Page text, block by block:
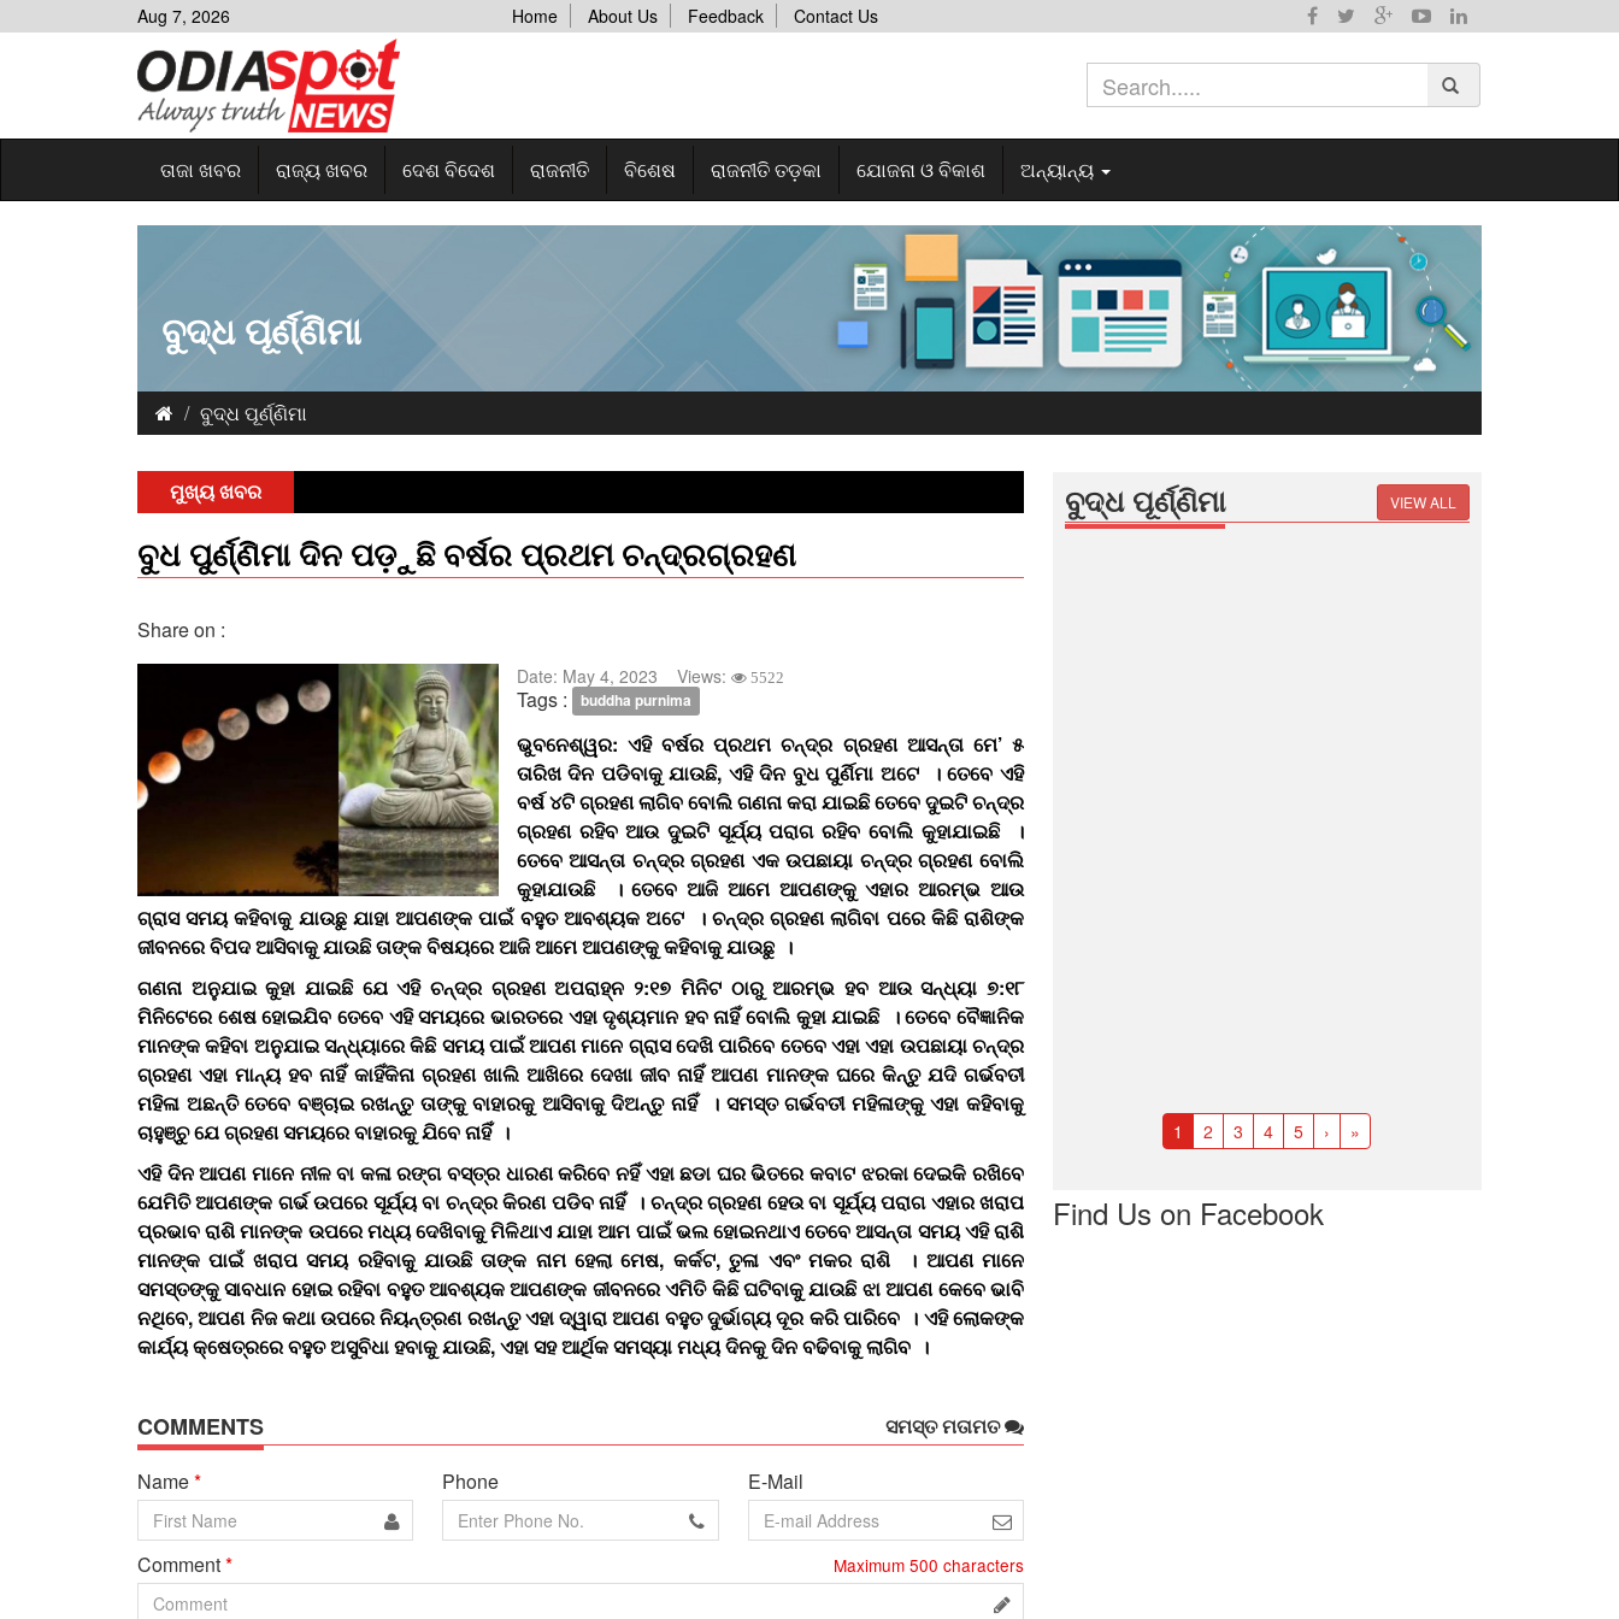
Aug 7, 2026 Home About Us Feedback Contact Us
ତାଜା ଖବର ରାଜ୍ୟ ଖବର ଦେଶ ବିଦେଶ ରାଜନୀତି ବିଶେଷ ରାଜନୀତି ତଡ଼କା ଯୋଜନା ଓ ବିକାଶ ଅନ୍ୟାନ୍ୟ
ବୁଦ୍ଧ ପୂର୍ଣ୍ଣିମା
ବୁଦ୍ଧ ପୂର୍ଣ୍ଣିମା
ମୁଖ୍ୟ ଖବର
ବୁଧ ପୁର୍ଣ୍ଣିମା ଦିନ ପଡ଼ୁଛି ବର୍ଷର ପ୍ରଥମ ଚନ୍ଦ୍ରଗ୍ରହଣ
Share on :
Date: May 4, 2023 Views: 5522
Tags : buddha purnima
ଭୁବନେଶ୍ୱର: ଏହି ବର୍ଷର ପ୍ରଥମ ଚନ୍ଦ୍ର ଗ୍ରହଣ ଆସନ୍ତା ମେ’ ୫
ତାରିଖ ଦିନ ପଡିବାକୁ ଯାଉଛି, ଏହି ଦିନ ବୁଧ ପୁର୍ଣିମା ଅଟେ । ତେବେ ଏହି
ବର୍ଷ ୪ଟି ଗ୍ରହଣ ଲାଗିବ ବୋଲି ଗଣନା କରା ଯାଇଛି ତେବେ ଦୁଇଟି ଚନ୍ଦ୍ର
ଗ୍ରହଣ ରହିବ ଆଉ ଦୁଇଟି ସୂର୍ଯ୍ୟ ପରାଗ ରହିବ ବୋଲି କୁହାଯାଇଛି ।
ତେବେ ଆସନ୍ତା ଚନ୍ଦ୍ର ଗ୍ରହଣ ଏକ ଉପଛାୟା ଚନ୍ଦ୍ର ଗ୍ରହଣ ବୋଲି
କୁହାଯାଉଛି । ତେବେ ଆଜି ଆମେ ଆପଣଙ୍କୁ ଏହାର ଆରମ୍ଭ ଆଉ
ଗ୍ରାସ ସମୟ କହିବାକୁ ଯାଉଛୁ ଯାହା ଆପଣଙ୍କ ପାଇଁ ବହୁତ ଆବଶ୍ୟକ ଅଟେ । ଚନ୍ଦ୍ର ଗ୍ରହଣ ଲାଗିବା ପରେ କିଛି ରାଶିଙ୍କ
ଜୀବନରେ ବିପଦ ଆସିବାକୁ ଯାଉଛି ତାଙ୍କ ବିଷୟରେ ଆଜି ଆମେ ଆପଣଙ୍କୁ କହିବାକୁ ଯାଉଛୁ ।
ଗଣନା ଅନୁଯାଇ କୁହା ଯାଇଛି ଯେ ଏହି ଚନ୍ଦ୍ର ଗ୍ରହଣ ଅପରାହ୍ନ ୨:୧୭ ମିନିଟ ଠାରୁ ଆରମ୍ଭ ହବ ଆଉ ସନ୍ଧ୍ୟା ୭:୧୮
ମିନିଟେରେ ଶେଷ ହୋଇଯିବ ତେବେ ଏହି ସମୟରେ ଭାରତରେ ଏହା ଦୃଶ୍ୟମାନ ହବ ନାହିଁ ବୋଲି କୁହା ଯାଇଛି । ତେବେ ବୈଜ୍ଞାନିକ
ମାନଙ୍କ କହିବା ଅନୁଯାଇ ସନ୍ଧ୍ୟାରେ କିଛି ସମୟ ପାଇଁ ଆପଣ ମାନେ ଗ୍ରାସ ଦେଖି ପାରିବେ ତେବେ ଏହା ଏହା ଉପଛାୟା ଚନ୍ଦ୍ର
ଗ୍ରହଣ ଏହା ମାନ୍ୟ ହବ ନାହିଁ କାହିଁକିନା ଗ୍ରହଣ ଖାଲି ଆଖିରେ ଦେଖା ଜୀବ ନାହିଁ ଆପଣ ମାନଙ୍କ ଘରେ କିନ୍ତୁ ଯଦି ଗର୍ଭବତୀ
ମହିଳା ଅଛନ୍ତି ତେବେ ବଞ୍ଚାଇ ରଖନ୍ତୁ ତାଙ୍କୁ ବାହାରକୁ ଆସିବାକୁ ଦିଅନ୍ତୁ ନାହିଁ । ସମସ୍ତ ଗର୍ଭବତୀ ମହିଳାଙ୍କୁ ଏହା କହିବାକୁ
ଚାହୁଞ୍ଚୁ ଯେ ଗ୍ରହଣ ସମୟରେ ବାହାରକୁ ଯିବେ ନାହିଁ ।
ଏହି ଦିନ ଆପଣ ମାନେ ନୀଳ ବା କଳା ରଙ୍ଗ ବସ୍ତ୍ର ଧାରଣ କରିବେ ନହିଁ ଏହା ଛଡା ଘର ଭିତରେ କବାଟ ଝରକା ଦେଇକି ରଖିବେ
ଯେମିତି ଆପଣଙ୍କ ଗର୍ଭ ଉପରେ ସୂର୍ଯ୍ୟ ବା ଚନ୍ଦ୍ର କିରଣ ପଡିବ ନାହିଁ । ଚନ୍ଦ୍ର ଗ୍ରହଣ ହେଉ ବା ସୂର୍ଯ୍ୟ ପରାଗ ଏହାର ଖରାପ
ପ୍ରଭାବ ରାଶି ମାନଙ୍କ ଉପରେ ମଧ୍ୟ ଦେଖିବାକୁ ମିଳିଥାଏ ଯାହା ଆମ ପାଇଁ ଭଲ ହୋଇନଥାଏ ତେବେ ଆସନ୍ତା ସମୟ ଏହି ରାଶି
ମାନଙ୍କ ପାଇଁ ଖରାପ ସମୟ ରହିବାକୁ ଯାଉଛି ତାଙ୍କ ନାମ ହେଲା ମେଷ, କର୍କଟ, ତୁଳା ଏବଂ ମକର ରାଶି । ଆପଣ ମାନେ
ସମସ୍ତଙ୍କୁ ସାବଧାନ ହୋଇ ରହିବା ବହୁତ ଆବଶ୍ୟକ ଆପଣଙ୍କ ଜୀବନରେ ଏମିତି କିଛି ଘଟିବାକୁ ଯାଉଛି ଝା ଆପଣ କେବେ ଭାବି
ନଥିବେ, ଆପଣ ନିଜ କଥା ଉପରେ ନିୟନ୍ତ୍ରଣ ରଖନ୍ତୁ ଏହା ଦ୍ୱାରା ଆପଣ ବହୁତ ଦୁର୍ଭାଗ୍ୟ ଦୂର କରି ପାରିବେ । ଏହି ଲୋକଙ୍କ
କାର୍ଯ୍ୟ କ୍ଷେତ୍ରରେ ବହୁତ ଅସୁବିଧା ହବାକୁ ଯାଉଛି, ଏହା ସହ ଆର୍ଥିକ ସମସ୍ୟା ମଧ୍ୟ ଦିନକୁ ଦିନ ବଢିବାକୁ ଲାଗିବ ।
COMMENTS
ସମସ୍ତ ମତାମତ
Name* Phone E-Mail
Comment* Maximum 500 characters
ବୁଦ୍ଧ ପୂର୍ଣ୍ଣିମା VIEW ALL
1 2 3 4 5 › »
Find Us on Facebook